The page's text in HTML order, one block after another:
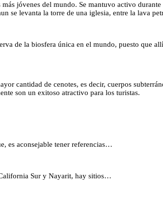
jóvenes del mundo. Se mantuvo activo
se levanta la torre de una iglesia, entre la lava
de la biosfera única en el mundo, puesto que
cantidad de cenotes, es decir, cuerpos
son un exitoso atractivo para los turistas.
es aconsejable tener referencias…
Sur y Nayarit, hay sitios…